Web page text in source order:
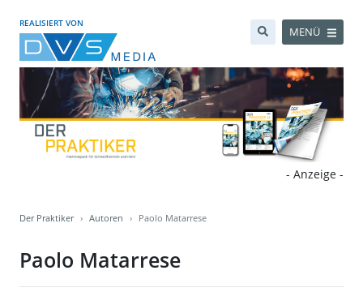
REALISIERT VON
MENÜ
- Anzeige -
Der Praktiker Autoren Paolo Matarrese
Paolo Matarrese